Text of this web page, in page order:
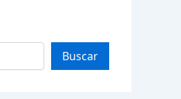
Buscar